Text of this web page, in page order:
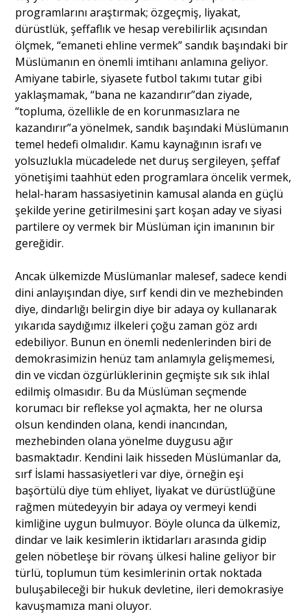
programlarını araştırmak; özgeçmiş, liyakat,
dürüstlük, şeffaflık ve hesap verebilirlik açısından
ölçmek, “emaneti ehline vermek” sandık başındaki bir
Müslümanın en önemli imtihanı anlamına geliyor.
Amiyane tabirle, siyasete futbol takımı tutar gibi
yaklaşmamak, “bana ne kazandırır”dan ziyade,
“topluma, özellikle de en korunmasızlara ne
kazandırır”a yönelmek, sandık başındaki Müslümanın
temel hedefi olmalıdır. Kamu kaynağının israfı ve
yolsuzlukla mücadelede net duruş sergileyen, şeffaf
yönetişimi taahhüt eden programlara öncelik vermek,
helal-haram hassasiyetinin kamusal alanda en güçlü
şekilde yerine getirilmesini şart koşan aday ve siyasi
partilere oy vermek bir Müslüman için imanının bir
gereğidir.
Ancak ülkemizde Müslümanlar malesef, sadece kendi
dini anlayışından diye, sırf kendi din ve mezhebinden
diye, dindarlığı belirgin diye bir adaya oy kullanarak
yıkarıda saydığımız ilkeleri çoğu zaman göz ardı
edebiliyor. Bunun en önemli nedenlerinden biri de
demokrasimizin henüz tam anlamıyla gelişmemesi,
din ve vicdan özgürlüklerinin geçmişte sık sık ihlal
edilmiş olmasıdır. Bu da Müslüman seçmende
korumacı bir reflekse yol açmakta, her ne olursa
olsun kendinden olana, kendi inancından,
mezhebinden olana yönelme duygusu ağır
basmaktadır. Kendini laik hisseden Müslümanlar da,
sırf İslami hassasiyetleri var diye, örneğin eşi
başörtülü diye tüm ehliyet, liyakat ve dürüstlüğüne
rağmen mütedeyyin bir adaya oy vermeyi kendi
kimliğine uygun bulmuyor. Böyle olunca da ülkemiz,
dindar ve laik kesimlerin iktidarları arasında gidip
gelen nöbetleşe bir rövanş ülkesi haline geliyor bir
türlü, toplumun tüm kesimlerinin ortak noktada
buluşabileceği bir hukuk devletine, ileri demokrasiye
kavuşmamıza mani oluyor.